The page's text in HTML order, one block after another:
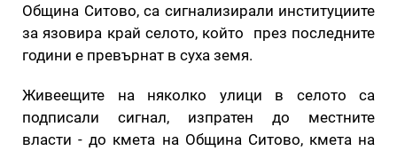
Община Ситово, са сигнализирали институциите
за язовира край селото, който през последните
години е превърнат в суха земя.
Живеещите на няколко улици в селото са
подписали сигнал, изпратен до местните
власти - до кмета на Община Ситово, кмета на